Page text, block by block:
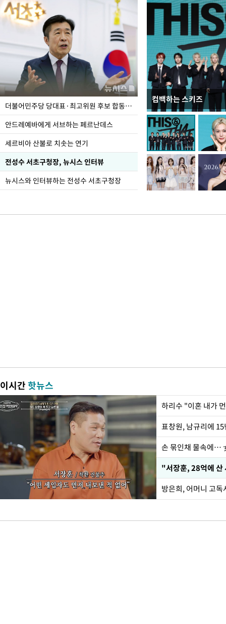
더불어민주당 당대표·최고위원 후보 합동연설회
안드레예바에게 서브하는 페르난데스
세르비아 산불로 치솟는 연기
전성수 서초구청장, 뉴시스 인터뷰
뉴시스와 인터뷰하는 전성수 서초구청장
컴백하는 스키즈
이 대통령, 국가폭력
가 책임지고 치유"
이시간핫뉴스
하리수 "이혼 내가
손 묶인채 물속에…
"서장훈, 28억에 산
방은희, 어머니 고